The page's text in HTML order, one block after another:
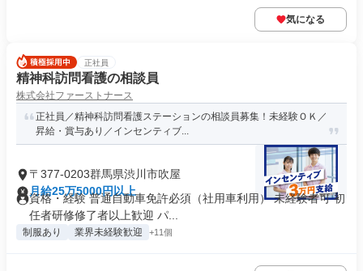
気になる
正社員
精神科訪問看護の相談員
株式会社ファーストナース
正社員／精神科訪問看護ステーションの相談員募集！未経験ＯＫ／
昇給・賞与あり／インセンティブ...
〒377-0203群馬県渋川市吹屋
月給25万5000円以上
資格・経験 普通自動車免許必須（社用車利用） 未経験者可 初
任者研修修了者以上歓迎 パ...
制服あり 業界未経験歓迎 +11個